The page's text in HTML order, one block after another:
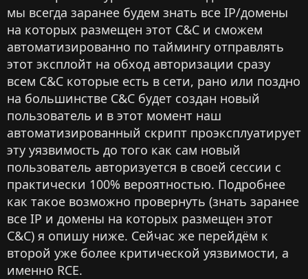
мы всегда заранее будем знать все IP/домены
на которых размещен этот C&C и сможем
автоматизированно по таймингу отправлять
этот эксплойт на обход авторизации сразу
всем C&C которые есть в сети, рано или поздно
на большинстве С&C будет создан новый
пользователь и в этот момент наш
автоматизированный скрипт проэксплуатирует
эту уязвимость до того как сам новый
пользователь авторизуется в своей сессии с
практически 100% вероятностью. Подробнее
как такое возможно провернуть (знать заранее
все IP и домены на которых размещен этот
C&C) я опишу ниже. Сейчас же перейдём к
второй уже более критической уязвимости, а
именно RCE.